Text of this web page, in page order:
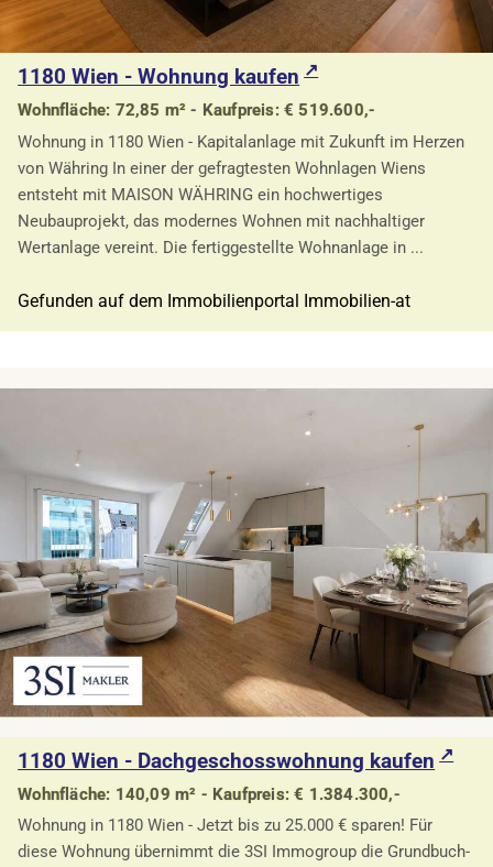
1180 Wien - Wohnung kaufen
Wohnfläche: 72,85 m² - Kaufpreis: € 519.600,-
Wohnung in 1180 Wien - Kapitalanlage mit Zukunft im Herzen
von Währing In einer der gefragtesten Wohnlagen Wiens
entsteht mit MAISON WÄHRING ein hochwertiges
Neubauprojekt, das modernes Wohnen mit nachhaltiger
Wertanlage vereint. Die fertiggestellte Wohnanlage in ...
Gefunden auf dem Immobilienportal Immobilien-at
1180 Wien - Dachgeschosswohnung kaufen
Wohnfläche: 140,09 m² - Kaufpreis: € 1.384.300,-
Wohnung in 1180 Wien - Jetzt bis zu 25.000 € sparen! Für
diese Wohnung übernimmt die 3SI Immogroup die Grundbuch-